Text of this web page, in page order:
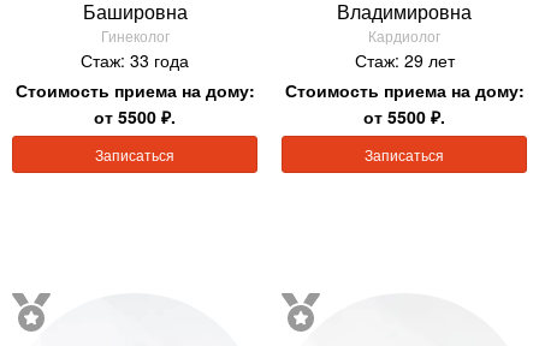
Башировна
Гинеколог
Стаж: 33 года
Стоимость приема на дому:
от 5500 ₽.
Записаться
Владимировна
Кардиолог
Стаж: 29 лет
Стоимость приема на дому:
от 5500 ₽.
Записаться